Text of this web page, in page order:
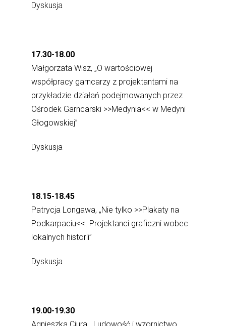
Dyskusja
17.30-18.00
Małgorzata Wisz, „O wartościowej
współpracy garncarzy z projektantami na
przykładzie działań podejmowanych przez
Ośrodek Garncarski >>Medynia<< w Medyni
Głogowskiej”
Dyskusja
18.15-18.45
Patrycja Longawa, „Nie tylko >>Plakaty na
Podkarpaciu<<. Projektanci graficzni wobec
lokalnych historii”
Dyskusja
19.00-19.30
Agnieszka Ciura, „Ludowość i wzornictwo